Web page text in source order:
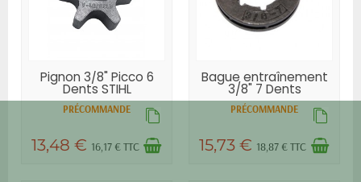
Pignon 3/8" Picco 6
Dents STIHL
PRÉCOMMANDE
13,48 € 16,17 € TTC
Bague entraînement
3/8" 7 Dents
HUSQVARNA
PRÉCOMMANDE
15,73 € 18,87 € TTC